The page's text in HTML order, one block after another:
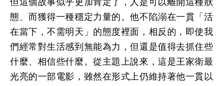
但這個故事似乎更加肯定了，人是可以離開這種狀
態、而獲得一種穩定力量的。他不陷溺在一貫「活
在當下，不需明天」的態度裡面，相反的，即使我
們經常對生活感到無能為力，但還是值得去抓住些
什麼、相信些什麼。從主題上說來，這是王家衛最
光亮的一部電影，雖然在形式上仍維持著他一貫以